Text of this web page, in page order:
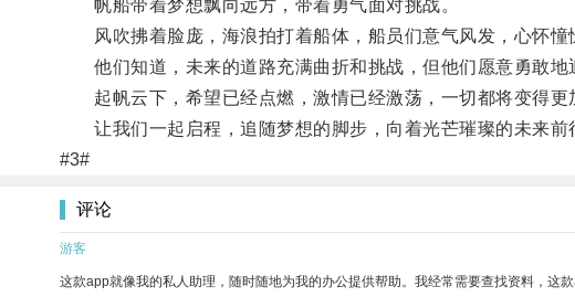
帆船带着梦想飘向远方，带着勇气面对挑战。
风吹拂着脸庞，海浪拍打着船体，船员们意气风发，心怀憧
他们知道，未来的道路充满曲折和挑战，但他们愿意勇敢地
起帆云下，希望已经点燃，激情已经激荡，一切都将变得更
让我们一起启程，追随梦想的脚步，向着光芒璀璨的未来前
#3#
评论
游客
这款app就像我的私人助理，随时随地为我的办公提供帮助。我经常需要查找资料，这